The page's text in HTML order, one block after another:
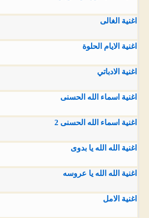
اغنية الغالى
اغنية الايام الحلوة
اغنية الادباتي
اغنية اسماء الله الحسنى
اغنية اسماء الله الحسنى 2
اغنية الله الله يا بدوى
اغنية الله الله يا عروسه
اغنية الامل